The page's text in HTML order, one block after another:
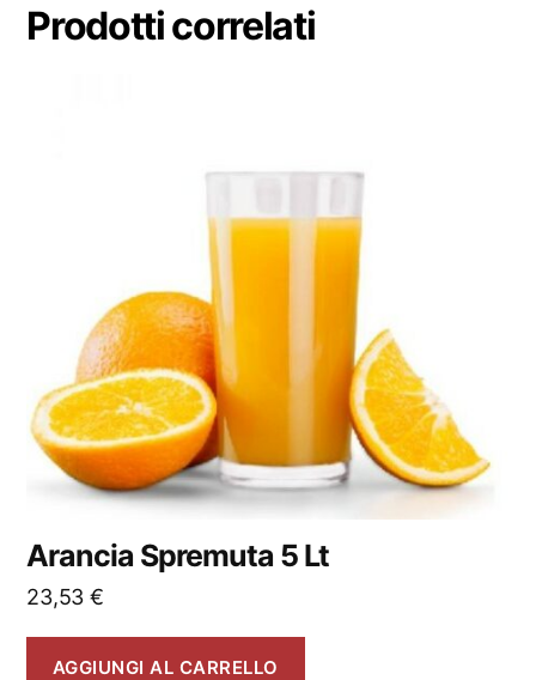
Prodotti correlati
Arancia Spremuta 5 Lt
23,53 €
AGGIUNGI AL CARRELLO